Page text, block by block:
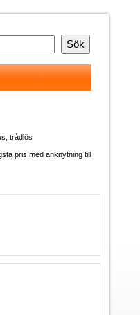
trådlös
pris med anknytning till